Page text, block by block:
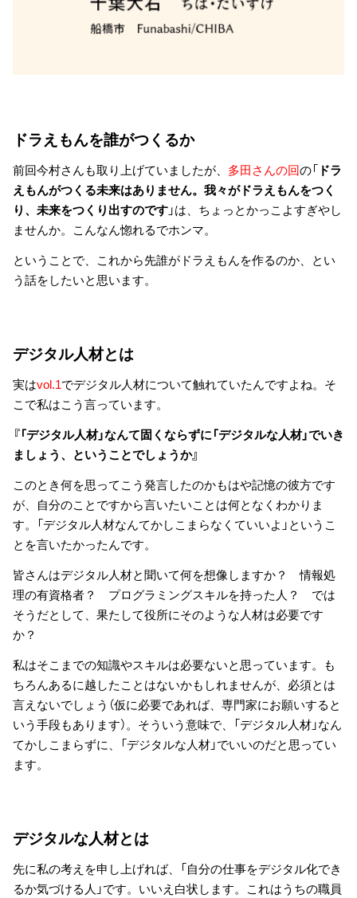
ドラえもんを誰がつくるか
前回今村さんも取り上げていましたが、 多田さんの回の「 ドラ
えもんがつくる未来はありません。我々がドラえもんをつく
り、未来をつくり出すのです」は、ちょっとかっこよすぎやし
ませんか。こんなん惚れるでホンマ。
ということで、これから先誰がドラえもんを作るのか、とい
う話をしたいと思います。
デジタル人材とは
実はvol.1でデジタル人材について触れていたんですよね。そ
こで私はこう言っています。
『「デジタル人材」なんて固くならずに「デジタルな人材」でいき
ましょう、ということでしょうか』
このとき何を思ってこう発言したのかもはや記憶の彼方です
が、自分のことですから言いたいことは何となくわかりま
す。「デジタル人材なんてかしこまらなくていいよ」というこ
とを言いたかったんです。
皆さんはデジタル人材と聞いて何を想像しますか？ 情報処
理の有資格者？ プログラミングスキルを持った人？ では
そうだとして、果たして役所にそのような人材は必要です
か？
私はそこまでの知識やスキルは必要ないと思っています。も
ちろんあるに越したことはないかもしれませんが、必須とは
言えないでしょう（仮に必要であれば、専門家にお願いすると
いう手段もあります）。そういう意味で、「デジタル人材」なん
てかしこまらずに、「デジタルな人材」でいいのだと思ってい
ます。
デジタルな人材とは
先に私の考えを申し上げれば、「自分の仕事をデジタル化でき
るか気づける人」です。いいえ白状します。これはうちの職員